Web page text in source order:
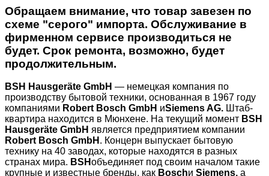
Обращаем внимание, что товар завезен по
схеме "серого" импорта. Обслуживание в
фирменном сервисе производиться не
будет. Срок ремонта, возможно, будет
продолжительным.
BSH Hausgeräte GmbH — немецкая компания по
производству бытовой техники, основанная в 1967 году
компаниями Robert Bosch GmbH иSiemens AG. Штаб-
квартира находится в Мюнхене. На текущий момент BSH
Hausgeräte GmbH является предприятием компании
Robert Bosch GmbH . Концерн выпускает бытовую
технику на 40 заводах, которые находятся в разных
странах мира. BSHобъединяет под своим началом такие
крупные и известные бренды, как Boschи Siemens, а